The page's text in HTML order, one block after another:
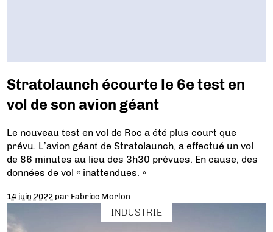
Stratolaunch écourte le 6e test en
vol de son avion géant
Le nouveau test en vol de Roc a été plus court que
prévu. L’avion géant de Stratolaunch, a effectué un vol
de 86 minutes au lieu des 3h30 prévues. En cause, des
données de vol « inattendues. »
14 juin 2022 par Fabrice Morlon
INDUSTRIE